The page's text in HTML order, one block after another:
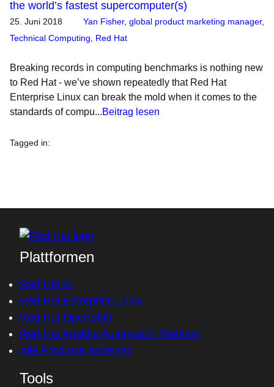
the world’s fastest supercomputer(s)
25. Juni 2018 Yan Fisher, global product marketing manager,
Technical Computing
Red Hat
Breaking records in computing benchmarks is nothing new
to Red Hat - we’ve shown repeatedly that Red Hat
Enterprise Linux can break the mold when it comes to the
standards of compu...Beitrag lesen
Tagged in:
Plattformen
Red Hat AI
Red Hat Enterprise Linux
Red Hat OpenShift
Red Hat Ansible Automation Platform
Alle Produkte anzeigen
Tools